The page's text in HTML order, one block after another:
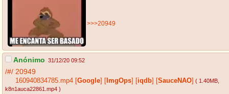
>>>20949
Anónimo 31/12/20 09:52
/#/ 20949
160940834785.mp4 Google ImgOps iqdb SauceNAO ( 1.40MB
k8n1auca22861.mp4 )